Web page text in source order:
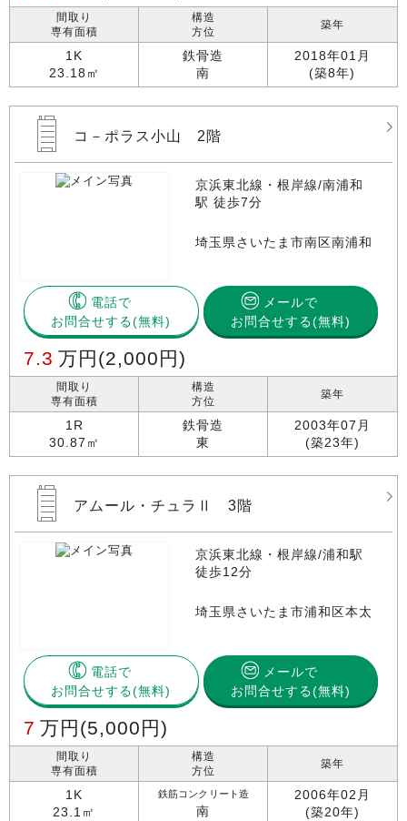
間取り
専有面積
1K
23.18㎡
構造
方位
鉄骨造
南
築年
2018年01月
(築8年)
コ－ポラス小山 2階
京浜東北線・根岸線/南浦和
駅 徒歩7分
埼玉県さいたま市南区南浦和
電話で
お問合せする
メールで
お問合せする(無料)
7.3 万円 (2,000円)
間取り
専有面積
1R
30.87㎡
構造
方位
鉄骨造
東
築年
2003年07月
(築23年)
アムール・チュラⅡ 3階
京浜東北線・根岸線/浦和駅
徒歩12分
埼玉県さいたま市浦和区本太
電話で
お問合せする
メールで
お問合せする(無料)
7 万円 (5,000円)
間取り
専有面積
1K
23.1㎡
構造
方位
鉄筋コンクリート造
南
築年
2006年02月
(築20年)